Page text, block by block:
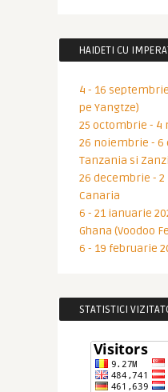
HAIDETI CU
4 - 16
pe Yangtze)
25 octombrie -
26 noiembrie - 6
Tanzania si
26 decembrie -
Canaria
6 - 21 ianuarie
Ghana (Voodoo
6 - 19 februarie
STATISTICI